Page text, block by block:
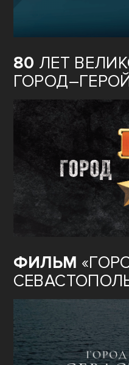
80 ЛЕТ
ФИЛЬМ